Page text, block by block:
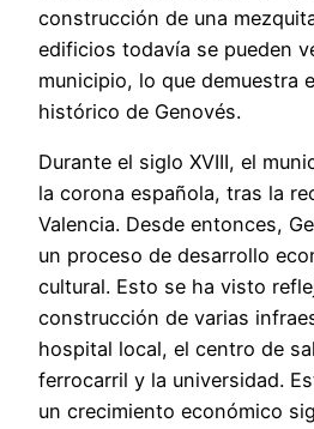
construcción de una
edificios todavía se pueden
municipio, lo que demuestra
histórico de Genovés.
Durante el siglo XVIII, el
la corona española, tras la
Valencia. Desde entonces,
un proceso de desarrollo
cultural. Esto se ha visto
construcción de varias
hospital local, el centro de
ferrocarril y la universidad.
un crecimiento económico